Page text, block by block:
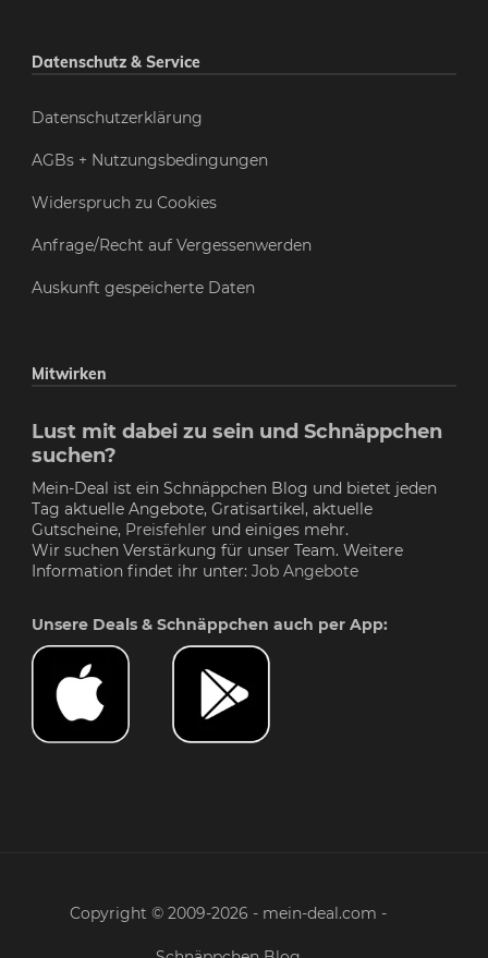
Datenschutz & Service
Datenschutzerklärung
AGBs + Nutzungsbedingungen
Widerspruch zu Cookies
Anfrage/Recht auf Vergessenwerden
Auskunft gespeicherte Daten
Mitwirken
Lust mit dabei zu sein und Schnäppchen
suchen?
Mein-Deal ist ein Schnäppchen Blog und bietet jeden
Tag aktuelle Angebote, Gratisartikel, aktuelle
Gutscheine, Preisfehler und einiges mehr.
Wir suchen Verstärkung für unser Team. Weitere
Information findet ihr unter: Job Angebote
Unsere Deals & Schnäppchen auch per App:
Copyright © 2009-2026 - mein-deal.com -